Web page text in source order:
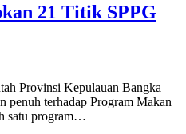
21 Titik SPPG
Provinsi Kepulauan Bangka
penuh terhadap Program Makan
satu program…